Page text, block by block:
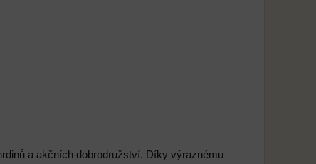
a akčních dobrodružství. Díky výraznému